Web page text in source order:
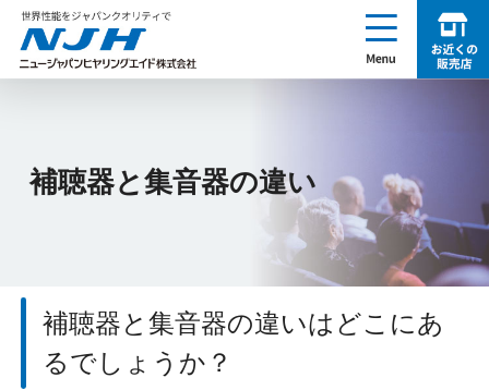
NJH ニュージャパンヒヤリングエイド株式会社
お近くの販売店を探す
補聴器と集音器の違い
補聴器と集音器の違いはどこにあ
るでしょうか？